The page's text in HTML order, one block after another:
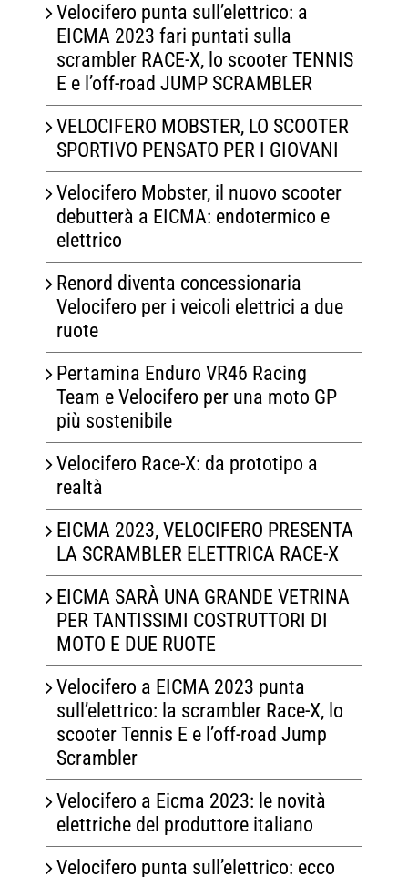
Velocifero punta sull’elettrico: a
EICMA 2023 fari puntati sulla
scrambler RACE-X, lo scooter TENNIS
E e l’off-road JUMP SCRAMBLER
VELOCIFERO MOBSTER, LO SCOOTER
SPORTIVO PENSATO PER I GIOVANI
Velocifero Mobster, il nuovo scooter
debutterà a EICMA: endotermico e
elettrico
Renord diventa concessionaria
Velocifero per i veicoli elettrici a due
ruote
Pertamina Enduro VR46 Racing
Team e Velocifero per una moto GP
più sostenibile
Velocifero Race-X: da prototipo a
realtà
EICMA 2023, VELOCIFERO PRESENTA
LA SCRAMBLER ELETTRICA RACE-X
EICMA SARÀ UNA GRANDE VETRINA
PER TANTISSIMI COSTRUTTORI DI
MOTO E DUE RUOTE
Velocifero a EICMA 2023 punta
sull’elettrico: la scrambler Race-X, lo
scooter Tennis E e l’off-road Jump
Scrambler
Velocifero a Eicma 2023: le novità
elettriche del produttore italiano
Velocifero punta sull’elettrico: ecco